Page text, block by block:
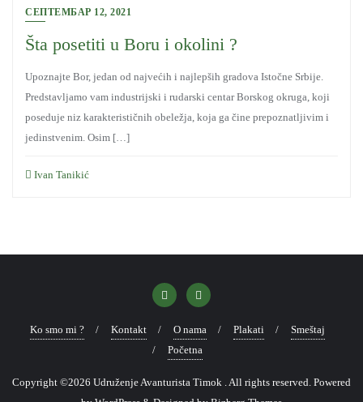
СЕПТЕМБАР 12, 2021
Šta posetiti u Boru i okolini ?
Upoznajte Bor, jedan od najvećih i najlepših gradova Istočne Srbije.
Predstavljamo vam industrijski i rudarski centar Borskog okruga, koji
poseduje niz karakterističnih obeležja, koja ga čine prepoznatljivim i
jedinstvenim. Osim […]
Ivan Tanikić
Ko smo mi ? Kontakt O nama Plakati
Smeštaj
Početna
Copyright ©2026 Udruženje Avanturista Timok . All rights reserved. Powered